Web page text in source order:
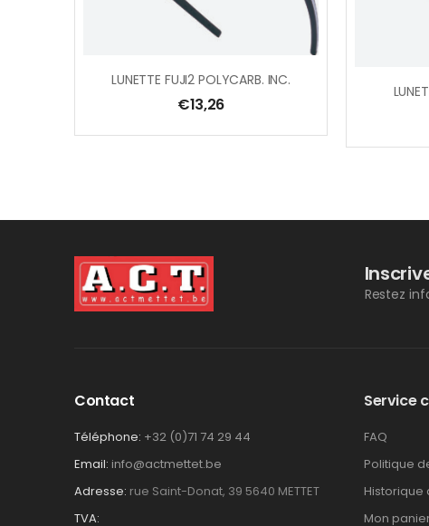
LUNETTE FUJI2 POLYCARB. INC.
€13,26
Restez
Contact
Téléphone: +32 (0)71 74 29 44
Email: info@actmettet.be
Adresse: rue Saint-Donat, 39 5640 METTET
TVA:
Service
FAQ
Politique
Mon